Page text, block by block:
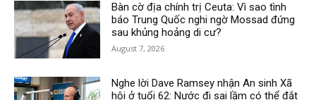
Bàn cờ địa chính trị Ceuta: Vì sao tình
báo Trung Quốc nghi ngờ Mossad đứng
sau khủng hoảng di cư?
August 7, 2026
Nghe lời Dave Ramsey nhận An sinh Xã
hội ở tuổi 62: Nước đi sai lầm có thể đắt